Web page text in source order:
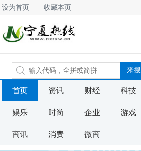
设为首页 收藏本页
首页 资讯 财经 科技
娱乐 时尚 企业 游戏
商讯 消费 微商